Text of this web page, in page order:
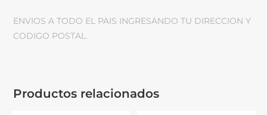
ENVIOS A TODO EL PAIS INGRESANDO TU DIRECCION Y
CODIGO POSTAL.
Productos relacionados